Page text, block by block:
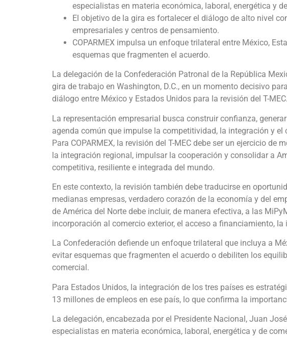
especialistas en materia económica, laboral, energética y
El objetivo de la gira es fortalecer el diálogo de alto nivel
empresariales y centros de pensamiento.
COPARMEX impulsa un enfoque trilateral entre México,
esquemas que fragmenten el acuerdo.
La delegación de la Confederación Patronal de la República
gira de trabajo en Washington, D.C., en un momento decisivo
diálogo entre México y Estados Unidos para la revisión del T-MEC.
La representación empresarial busca construir confianza,
agenda común que impulse la competitividad, la integración y el
Para COPARMEX, la revisión del T-MEC debe ser un ejercicio
la integración regional, impulsar la cooperación y consolidar a
competitiva, resiliente e integrada del mundo.
En este contexto, la revisión también debe traducirse en
medianas empresas, verdadero corazón de la economía y del
de América del Norte debe incluir, de manera efectiva, a las
incorporación al comercio exterior, el acceso a financiamiento,
La Confederación defiende un enfoque trilateral que incluya a
evitar esquemas que fragmenten el acuerdo o debiliten los
comercial.
Para Estados Unidos, la integración de los tres países es
13 millones de empleos en ese país, lo que confirma la
La delegación, encabezada por el Presidente Nacional, Juan
especialistas en materia económica, laboral, energética y de